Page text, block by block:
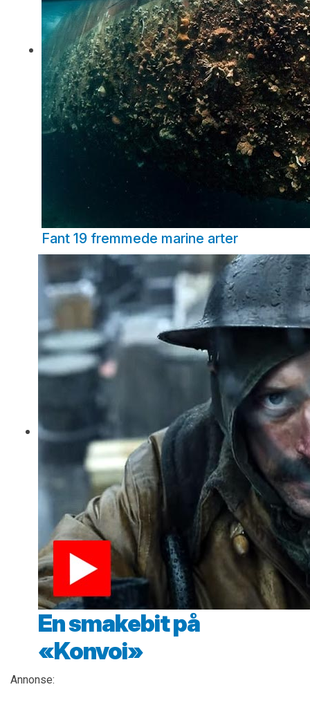
Fant 19 fremmede marine arter
En smakebit på
«Konvoi»
Annonse: